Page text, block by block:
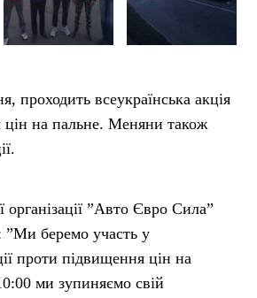
проходить всеукраїнська акція
на пальне. Меняни також
організації ”Авто Євро Сила”
беремо участь у
проти підвищення цін на
ми зупиняємо свій